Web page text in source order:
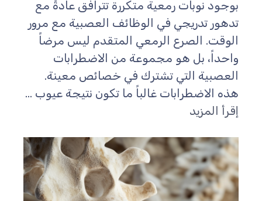
بوجود نوبات رمعية متكررة تترافق عادةً مع
تدهور تدريجي في الوظائف العصبية مع مرور
الوقت. الصرع الرمعي المتقدم ليس مرضاً
واحداً، بل هو مجموعة من الاضطرابات
العصبية التي تشترك في خصائص معينة.
هذه الاضطرابات غالباً ما تكون نتيجة عيوب ...
إقرأ المزيد